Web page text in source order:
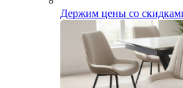
Держим цены со